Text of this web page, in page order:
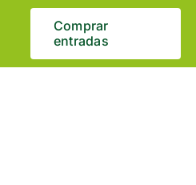
Comprar
entradas